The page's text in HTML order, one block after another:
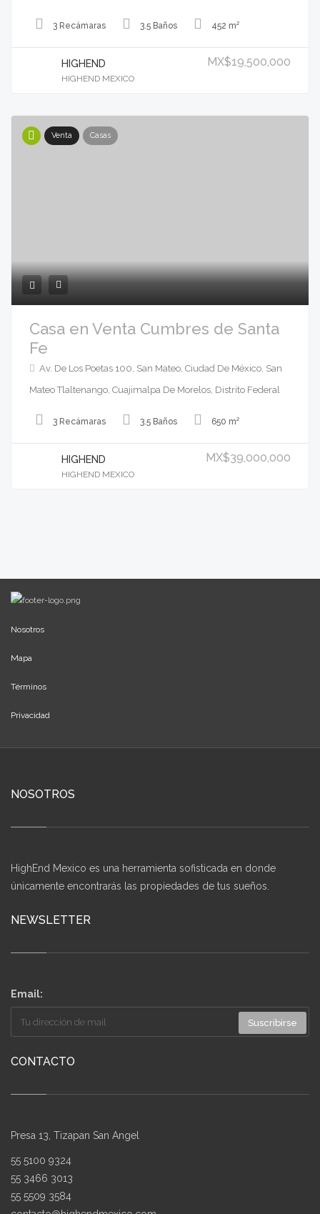
3 Recámaras 3.5 Baños 452 m²
HIGHEND
HIGHEND MEXICO
MX$19,500,000
Venta Casas
Casa en Venta Cumbres de Santa
Fe
Av. De Los Poetas 100, San Mateo, Ciudad De México, San
Mateo Tlaltenango, Cuajimalpa De Morelos, Distrito Federal
3 Recámaras 3.5 Baños 650 m²
HIGHEND
HIGHEND MEXICO
MX$39,000,000
Nosotros
Mapa
Términos
Privacidad
NOSOTROS
HighEnd Mexico es una herramienta sofisticada en donde
únicamente encontrarás las propiedades de tus sueños.
NEWSLETTER
Email:
Suscribirse
CONTACTO
Presa 13, Tizapan San Angel
55 5100 9324
55 3466 3013
55 5509 3584